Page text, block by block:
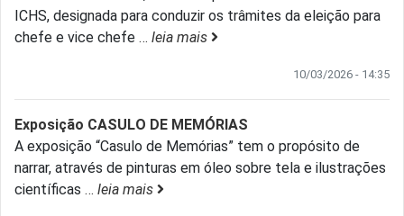
ICHS, designada para conduzir os trâmites da eleição para
chefe e vice chefe … leia mais
10/03/2026 - 14:35
Exposição CASULO DE MEMÓRIAS
A exposição “Casulo de Memórias” tem o propósito de
narrar, através de pinturas em óleo sobre tela e ilustrações
científicas … leia mais